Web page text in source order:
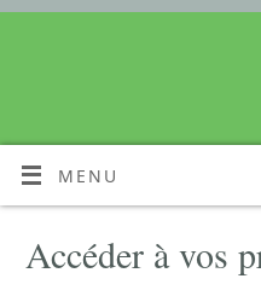
MENU
Accéder à vos